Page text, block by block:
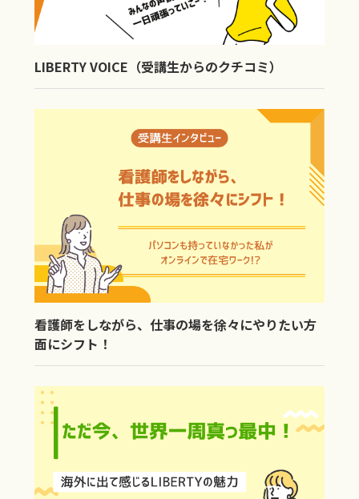
LIBERTY VOICE（受講生からのクチコミ）
看護師をしながら、仕事の場を徐々にやりたい方
面にシフト！